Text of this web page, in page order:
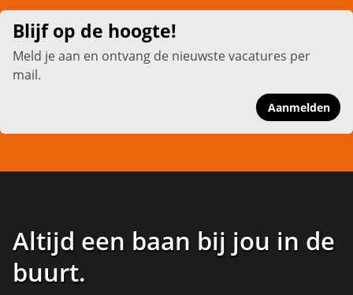
Blijf op de hoogte!
Meld je aan en ontvang de nieuwste vacatures per
mail.
Aanmelden
Altijd een baan bij jou in de
buurt.